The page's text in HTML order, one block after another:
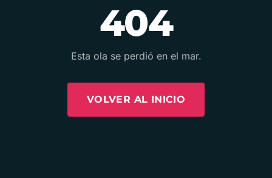
404
Esta ola se perdió en el mar.
VOLVER AL INICIO